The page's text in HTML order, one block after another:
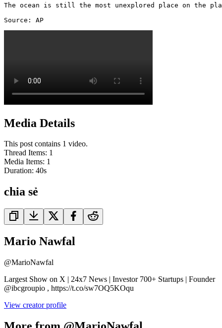
The ocean is still the most unexplored place on the
Source: AP
Media Details
This post contains 1 video.
Thread Items: 1
Media Items: 1
Duration: 40s
chia sẻ
Mario Nawfal
@MarioNawfal
Largest Show on X | 24x7 News | Investor 700+ Startups | Founder
@ibcgroupio , https://t.co/sw7OQ5KOqu
View creator profile